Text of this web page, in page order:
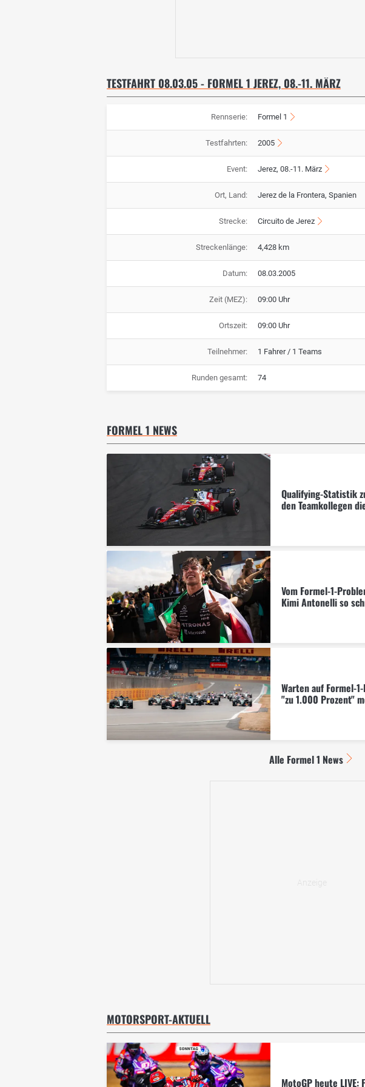
TESTFAHRT 08.03.05 - FORMEL 1 JEREZ, 08.-11. MÄRZ
Rennserie: Formel 1
Testfahrten: 2005
Event: Jerez, 08.-11. März
Ort, Land: Jerez de la Frontera, Spanien
Strecke: Circuito de Jerez
Streckenlänge: 4,428 km
Datum: 08.03.2005
Zeit (MEZ): 09:00 Uhr
Ortszeit: 09:00 Uhr
Teilnehmer: 1 Fahrer / 1 Teams
Runden gesamt: 74
FORMEL 1 NEWS
Qualifying-Statistik
den Teamkollegen
Vom Formel-1-
Kimi Antonelli so
Warten auf Formel-
"zu 1.000 Prozent"
Alle Formel 1 News
MOTORSPORT-AKTUELL
MotoGP heute LIVE: